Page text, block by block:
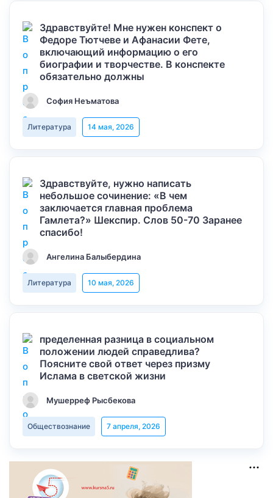
Здравствуйте! Мне нужен конспект о
Федоре Тютчеве и Афанасии Фете,
включающий информацию о его
биографии и творчестве. В конспекте
обязательно должны
София Неъматова
Литература 14 мая, 2026
Здравствуйте, нужно написать
небольшое сочинение: «В чем
заключается главная проблема
Гамлета?» Шекспир. Слов 50-70 Заранее
спасибо!
Ангелина Балыбердина
Литература 10 мая, 2026
пределенная разница в социальном
положении людей справедлива?
Поясните свой ответ через призму
Ислама в светской жизни
Мушерреф Рысбекова
Обществознание 7 апреля, 2026